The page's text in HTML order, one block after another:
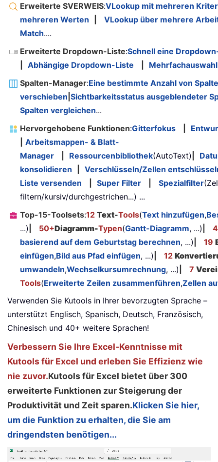
Erweiterte SVERWEIS:VLookup mit mehreren
mehreren Werten
VLookup über mehrere
Match....
Erweiterte Dropdown-Liste:Schnell eine
Abhängige Dropdown-Liste
Spalten-Manager:Eine bestimmte Anzahl von
verschieben Sichtbarkeitsstatus ausgeblendeter
Spalten vergleichen...
Hervorgehobene Funktionen:Gitterfokus
Arbeitsmappen- & Blatt-
Manager
Ressourcenbibliothek(AutoText)
konsolidieren
Verschlüsseln/Zellen
Liste versenden
Super Filter Spezialfilter
filtern/kursiv/durchgestrichen...) ...
Top-15-Toolsets:12 Text-Tools(Text hinzufügen,
...)
50+Diagramm-Typen(Gantt-Diagramm, ...)
basierend auf dem Geburtstag berechnen, ...) 19
einfügen,Bild aus Pfad einfügen, ...) 12
umwandeln,Wechselkursumrechnung, ...) 7
Tools(Erweiterte Zeilen zusammenführen,Zellen
Verwenden Sie Kutools in Ihrer bevorzugten Sprache –
unterstützt Englisch, Spanisch, Deutsch, Französisch,
Chinesisch und 40+ weitere Sprachen!
Verbessern Sie Ihre Excel-Kenntnisse mit
Kutools für Excel und erleben Sie Effizienz wie
nie zuvor.Kutools für Excel bietet über 300
erweiterte Funktionen zur Steigerung der
Produktivität und Zeit sparen.Klicken Sie hier,
um die Funktion zu erhalten, die Sie am
dringendsten benötigen...